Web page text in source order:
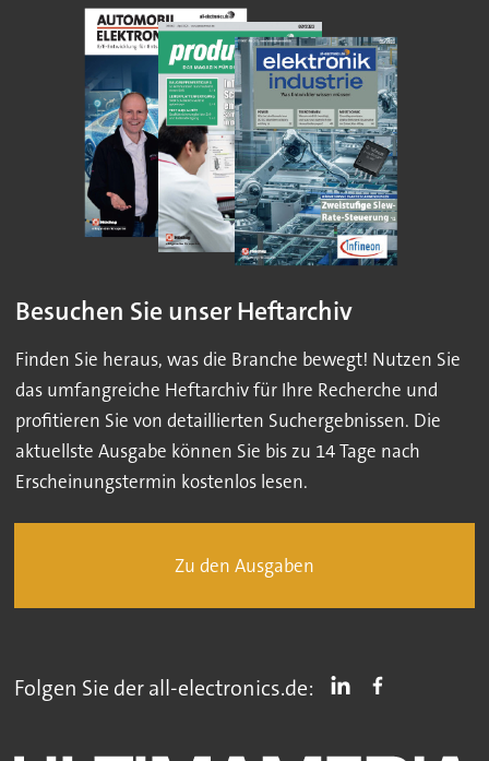
Besuchen Sie unser Heftarchiv
Finden Sie heraus, was die Branche bewegt! Nutzen Sie
das umfangreiche Heftarchiv für Ihre Recherche und
profitieren Sie von detaillierten Suchergebnissen. Die
aktuellste Ausgabe können Sie bis zu 14 Tage nach
Erscheinungstermin kostenlos lesen.
Zu den Ausgaben
Folgen Sie der all-electronics.de: